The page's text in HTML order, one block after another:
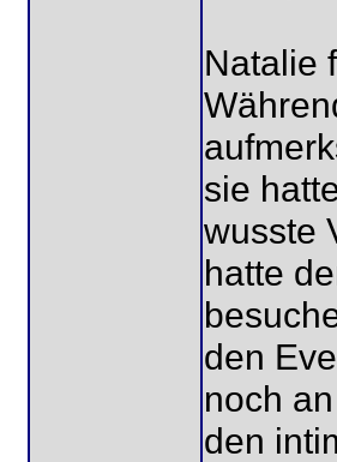
Natalie
sie
wusste
hatte
den
noch
den